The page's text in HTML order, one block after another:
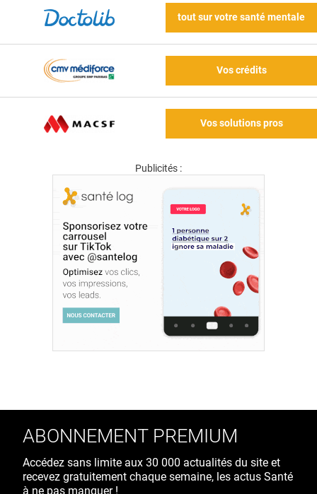
tout sur votre santé mentale
Vos crédits
Vos solutions pros
Publicités :
ABONNEMENT PREMIUM
Accédez sans limite aux 30 000 actualités du site et
recevez gratuitement chaque semaine, les actus Santé
à ne pas manquer !